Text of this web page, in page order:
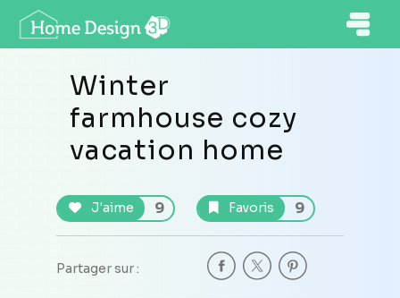
Winter
farmhouse cozy
vacation home
J'aime 9 Favoris 9
Partager sur :